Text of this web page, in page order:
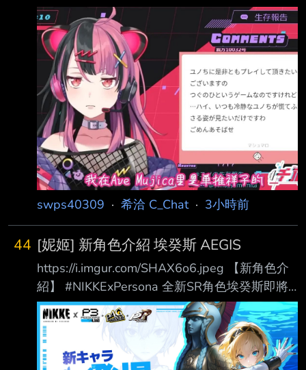
本是編劇不炸團不會寫故事吧 已經變成路徑依
賴了吧 這是最一開始的夢限大
（KiraKiraDokiDoki回來了）
https://i.mopix.cc/keOOXR.jpg 這是中間大家以
為要追的夢限大 （要打外星人嗎？）
https://i.mopix.cc/ZnSwWZ.jpg 這是幾周前大家
以為的夢限大 https://i.mopix.cc/ejW3ex.jpg 最
後 這是昨
swps40309 · 希洽 C_Chat· 3小時前
44 [妮姬] 新角色介紹 埃癸斯 AEGIS
https://i.imgur.com/SHAX6o6.jpeg 【新角色介
紹】 #NIKKExPersona 全新SR角色埃癸斯即將
在聯動活動PERSONA ON FRONTLINE和指揮
官們見面啦！ 【埃癸斯】可透過完成聯動活動
PERSONA ON FRONTLINE和14日簽到活動活
動獲得。 新SRキャラ アイギス(CV：坂本真綾)